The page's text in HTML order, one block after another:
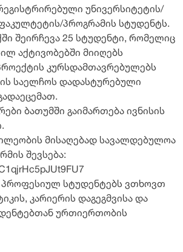
უნივერსიტეტის/
პროგრამის სტუდენტს.
შეირჩევა 25 სტუდენტი, რომელიც
აქტივობებში მიიღებს
კურსდამთავრებულებს
ის საელჩოს დადასტურებული
ბათუმში გაიმართება ივნისის
მისაღებად სავალდებულოა
შევსება:
სტუდენტებს ვთხოვთ
კარიერის დაგეგმვისა და
ურთიერთობის